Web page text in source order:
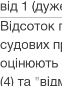
від 1
Відсоток
судових
оцінюють
(4) та